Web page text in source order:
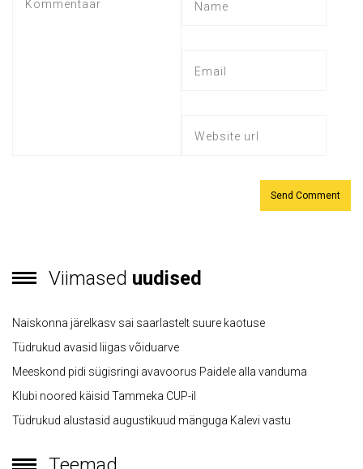
Viimased uudised
Naiskonna järelkasv sai saarlastelt suure kaotuse
Tüdrukud avasid liigas võiduarve
Meeskond pidi sügisringi avavoorus Paidele alla vanduma
Klubi noored käisid Tammeka CUP-il
Tüdrukud alustasid augustikuud mänguga Kalevi vastu